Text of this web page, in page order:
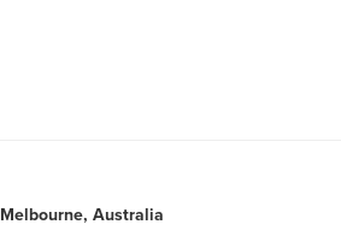
Melbourne, Australia